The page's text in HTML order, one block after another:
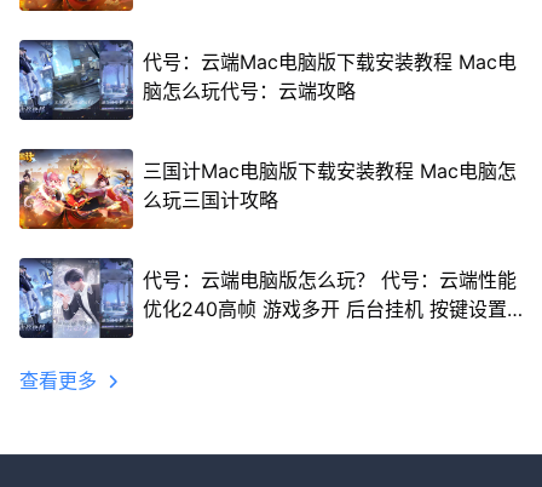
代号：云端Mac电脑版下载安装教程 Mac电
脑怎么玩代号：云端攻略
三国计Mac电脑版下载安装教程 Mac电脑怎
么玩三国计攻略
代号：云端电脑版怎么玩？ 代号：云端性能
优化240高帧 游戏多开 后台挂机 按键设置
查看更多